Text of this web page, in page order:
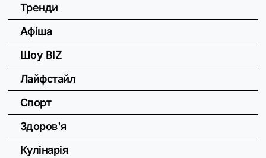
Тренди
Афіша
Шоу BIZ
Лайфстайл
Спорт
Здоров'я
Кулінарія